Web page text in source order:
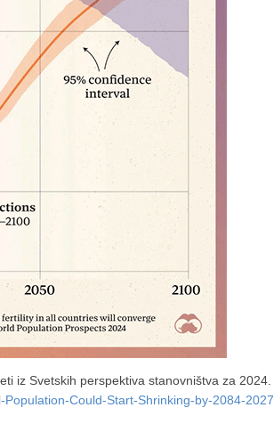
iz Svetskih perspektiva stanovništva za 2024.
Could-Start-Shrinking-by-2084-2027